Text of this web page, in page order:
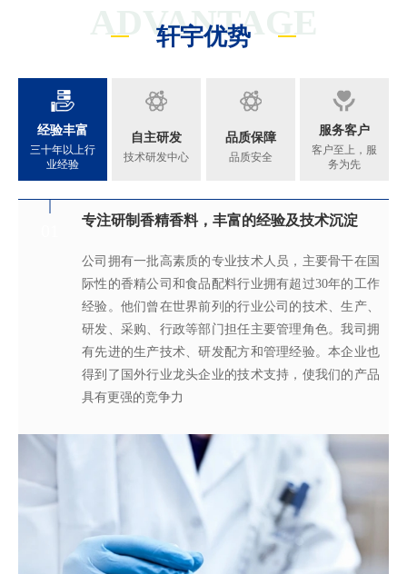
ADVANTAGE
轩宇优势
经验丰富
三十年以上行
业经验
自主研发
技术研发中心
品质保障
品质安全
服务客户
客户至上，服
务为先
专注研制香精香料，丰富的经验及技术沉淀
公司拥有一批高素质的专业技术人员，主要骨干在国
际性的香精公司和食品配料行业拥有超过30年的工作
经验。他们曾在世界前列的行业公司的技术、生产、
研发、采购、行政等部门担任主要管理角色。我司拥
有先进的生产技术、研发配方和管理经验。本企业也
得到了国外行业龙头企业的技术支持，使我们的产品
具有更强的竞争力
满足客户不同的调香需求
拥有独立的香精香料技术研发实验室和生产车间，可
为客户提供适合、满意，高性价比的高品质香精。
完善的质量管理体系
从2005年起，公司就建立了国际认可的ISO9001：
2015质量管理体系及ISO22000：2018 食品安全管理体
系，为所有产品质量稳定性及食用安全性保驾护航。
真心酿香味 芬芳传五洲
轩宇的应用及技术服务中心，汇聚了多位优秀的技术
工程师从事香精香料在各类产品中的开发应用，能高
效地针对客户需求打造不同产品，满 足客户对提高其
产品质量以及缩短交货期的需求。